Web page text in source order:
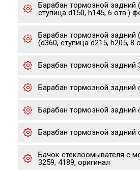
Барабан тормозной задний
ступица d150, h145, 6 отв.)
Барабан тормозной задний
(d360, ступица d215, h205, 8
Барабан тормозной задний
Барабан тормозной задний
Барабан тормозной задний
Барабан тормозной задний
Бачок стеклоомывателя с
3259, 4189, оригинал